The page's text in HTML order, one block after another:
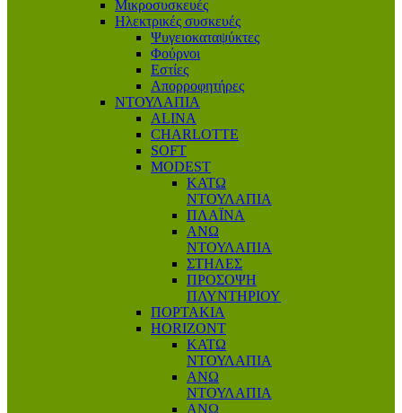
Μικροσυσκευές
Ηλεκτρικές συσκευές
Ψυγειοκαταψύκτες
Φούρνοι
Εστίες
Απορροφητήρες
ΝΤΟΥΛΑΠΙΑ
ALINA
CHARLOTTE
SOFT
MODEST
ΚΑΤΩ
ΝΤΟΥΛΑΠΙΑ
ΠΛΑΪΝΑ
ΑΝΩ
ΝΤΟΥΛΑΠΙΑ
ΣΤΗΛΕΣ
ΠΡΟΣΟΨΗ
ΠΛΥΝΤΗΡΙΟΥ
ΠΟΡΤΑΚΙΑ
HORIZONT
ΚΑΤΩ
ΝΤΟΥΛΑΠΙΑ
ΑΝΩ
ΝΤΟΥΛΑΠΙΑ
ΑΝΩ